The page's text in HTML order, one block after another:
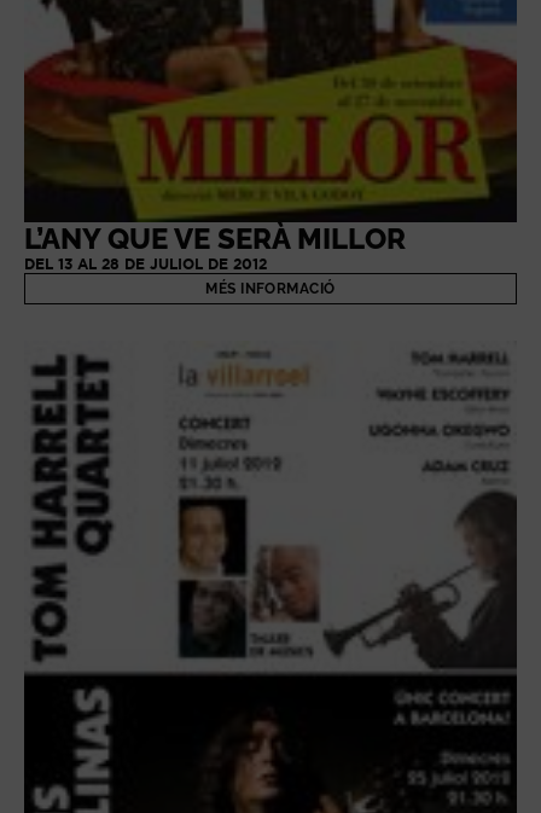
L’ANY QUE VE SERÀ MILLOR
DEL 13 AL 28 DE JULIOL DE 2012
MÉS INFORMACIÓ